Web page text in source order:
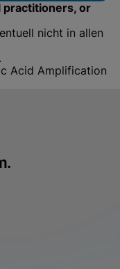
practitioners, or
nicht in allen
Acid Amplification